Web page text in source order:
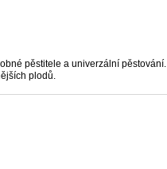
pěstitele a univerzální pěstování.
plodů.